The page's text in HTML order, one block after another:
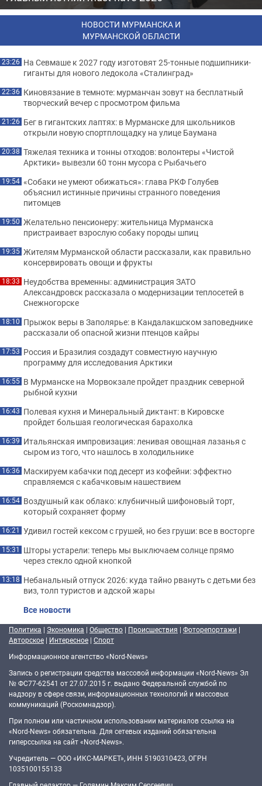
НОВОСТИ МУРМАНСКА И
МУРМАНСКОЙ ОБЛАСТИ
23:26 На Севмаше к 2027 году изготовят 25-тонные подшипники-
гиганты для нового ледокола «Сталинград»
22:36 Киновязание в темноте: мурманчан зовут на бесплатный
творческий вечер с просмотром фильма
21:26 Бег в гигантских лаптях: в Мурманске для школьников
открыли новую спортплощадку на улице Баумана
20:38 Тяжелая техника и тонны отходов: волонтеры «Чистой
Арктики» вывезли 60 тонн мусора с Рыбачьего
19:54 «Собаки не умеют обижаться»: глава РКФ Голубев
объяснил истинные причины странного поведения
питомцев
19:50 Желательно пенсионеру: жительница Мурманска
пристраивает взрослую собаку породы шпиц
19:35 Жителям Мурманской области рассказали, как правильно
консервировать овощи и фрукты
18:33 Неудобства временны: администрация ЗАТО
Александровск рассказала о модернизации теплосетей в
Снежногорске
18:10 Прыжок веры в Заполярье: в Кандалакшском заповеднике
рассказали об опасной жизни птенцов кайры
17:53 Россия и Бразилия создадут совместную научную
программу для исследования Арктики
16:55 В Мурманске на Морвокзале пройдет праздник северной
рыбной кухни
16:43 Полевая кухня и Минеральный диктант: в Кировске
пройдет большая геологическая барахолка
16:39 Итальянская импровизация: ленивая овощная лазанья с
сыром из того, что нашлось в холодильнике
16:36 Маскируем кабачки под десерт из кофейни: эффектно
справляемся с кабачковым нашествием
16:54 Воздушный как облако: клубничный шифоновый торт,
который сохраняет форму
16:21 Удивил гостей кексом с грушей, но без груши: все в восторге
15:31 Шторы устарели: теперь мы выключаем солнце прямо
через стекло одной кнопкой
13:18 Небанальный отпуск 2026: куда тайно рвануть с детьми без
виз, толп туристов и адской жары
Все новости
Политика | Экономика | Общество | Происшествия | Фоторепортажи |
Авторское | Интересное | Спорт
Информационное агентство «Nord-News»
Запись о регистрации средства массовой информации «Nord-News» Эл
№ ФС77-62541 от 27.07.2015 г. выдано Федеральной службой по
надзору в сфере связи, информационных технологий и массовых
коммуникаций (Роскомнадзор).
При полном или частичном использовании материалов ссылка на
«Nord-News» обязательна. Для сетевых изданий обязательна
гиперссылка на сайт «Nord-News».
Учредитель — ООО «ИКС-МАРКЕТ», ИНН 5190310423, ОГРН
1035100155133